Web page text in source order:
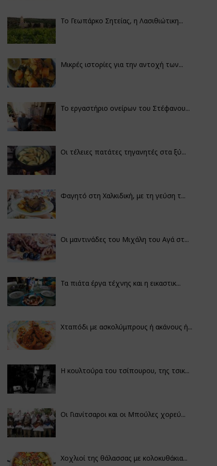
Το Γεωπάρκο Σητείας, η Λασιθιώτικη...
Μικρές ιστορίες για την αντοχή των...
Το εργαστήριο ονείρων του Στέφανου...
Οι τέλειες πατάτες τηγανητές στα ξύ...
Φαγητό στη Χαλκιδική, με τη γεύση τ...
Οι μαντινάδες του Μιχάλη του Αγά στ...
Τα πιάτα έργα τέχνης και η εικαστικ...
Χταπόδι με ασκολύμπρους ή ακάνους ή...
Η κουλτούρα του τσίπουρου, της τσικ...
Οι Γιανίτσαροι και οι Μπούλες χορεύ...
Χοχλιοί της θάλασσας με κολοκυθάκια...